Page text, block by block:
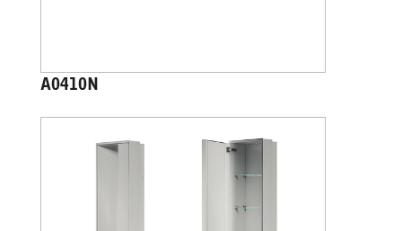
A0410N